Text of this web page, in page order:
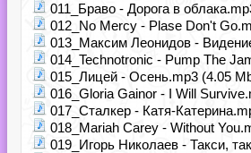
011_Браво - Дорога в
012_No Mercy - Plase Don't
013_Максим Леонидов -
014_Technotronic - Pump The
015_Лицей - Осень.mp3 (4.05
016_Gloria Gainor - I Will
017_Сталкер - Катя-
018_Mariah Carey - Without
019_Игорь Николаев - Такси,